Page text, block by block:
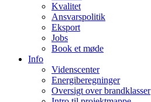
Kvalitet
Ansvarspolitik
Eksport
Jobs
Book et møde
Info
Videnscenter
Energiberegninger
Oversigt over brandklasser